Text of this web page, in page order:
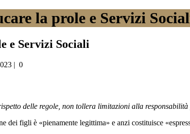
la prole e Servizi
e Servizi Sociali
| 0
delle regole, non tollera limitazioni alla
dei figli è «pienamente legittima» e anzi costituisce